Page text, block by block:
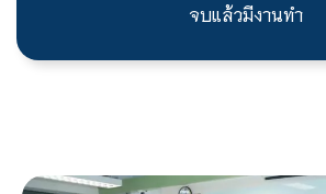
จบแล้วมีงานทำ